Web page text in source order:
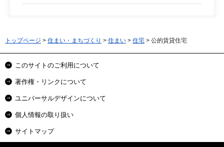
トップページ > 住まい・まちづくり > 住まい > 住宅 > 公的賃貸住宅
このサイトのご利用について
著作権・リンクについて
ユニバーサルデザインについて
個人情報の取り扱い
サイトマップ